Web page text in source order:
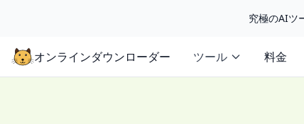
究極のAIツ
オンラインダウンローダー ツール 料金